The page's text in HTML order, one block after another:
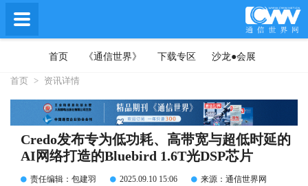
首页 《通信世界》 下载专区 沙龙●会展
首页 > 资讯详情
Credo发布专为低功耗、高带宽与超低时延的
AI网络打造的Bluebird 1.6T光DSP芯片
责任编辑：包建羽 2025.09.10 15:06 来源：通信世界网